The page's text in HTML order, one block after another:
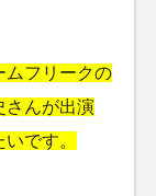
ムフリークの
さんが出演
です。